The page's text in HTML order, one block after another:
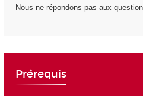
Nous ne répondons pas aux
Prérequis